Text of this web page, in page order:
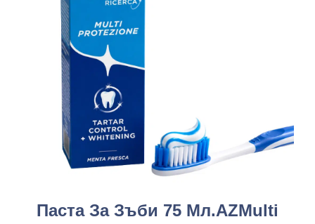
Паста За Зъби 75 Мл.AZMulti